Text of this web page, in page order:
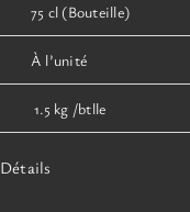
75 cl (Bouteille)
À l’unité
1.5 kg /btlle
Détails